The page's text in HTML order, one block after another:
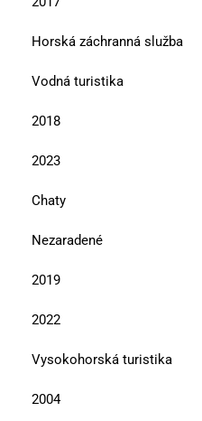
Horská záchranná služba
Vodná turistika
2018
2023
Chaty
Nezaradené
2019
2022
Vysokohorská turistika
2004